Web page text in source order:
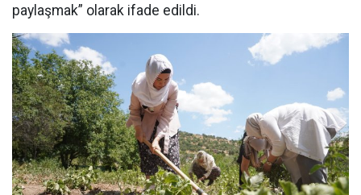
paylaşmak” olarak ifade edildi.